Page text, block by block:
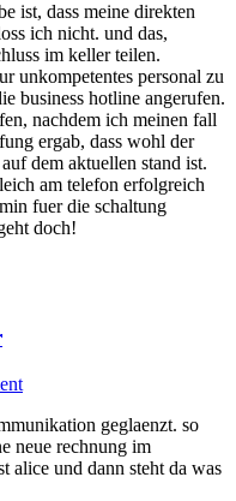
ist, dass meine direkten
ich nicht. und das,
im keller teilen.
unkompetentes personal zu
business hotline angerufen.
nachdem ich meinen fall
ergab, dass wohl der
dem aktuellen stand ist.
am telefon erfolgreich
fuer die schaltung
doch!
on
like
a
phishing
geglaenzt. so
neue rechnung im
alice und dann steht da was